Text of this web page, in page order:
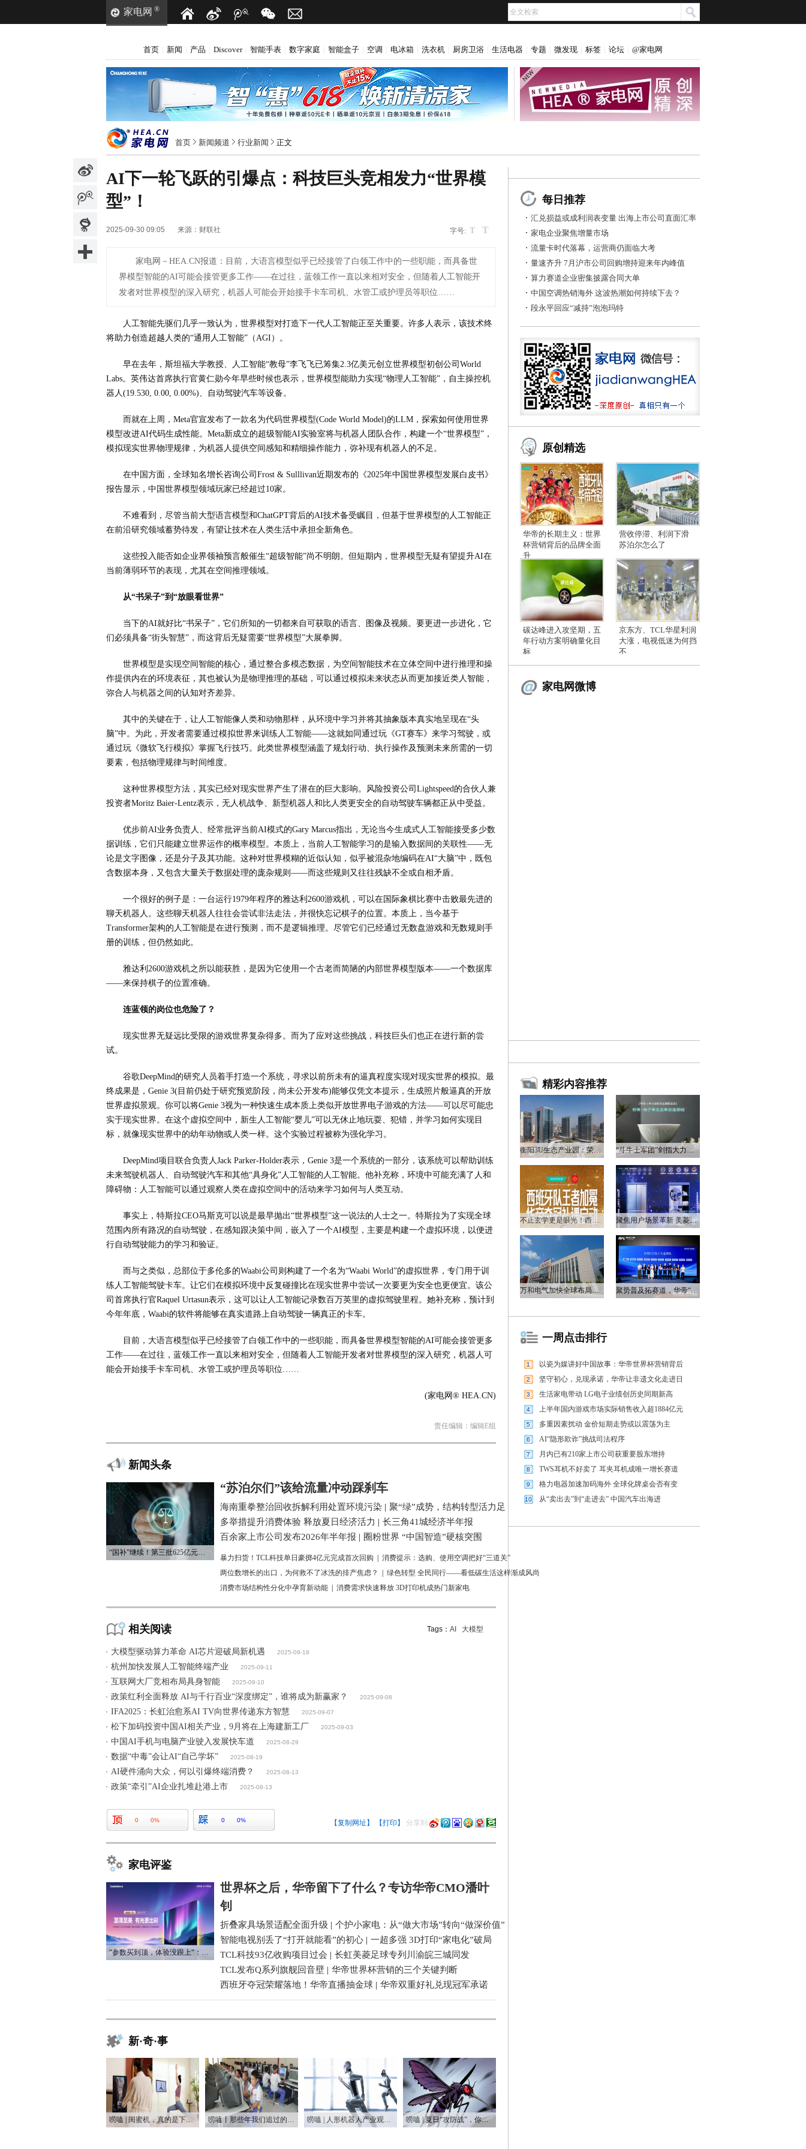
家电网 ®
首页 新闻 产品 Discover 智能手表 数字家庭 智能盒子 空调 电冰箱 洗衣机 厨房卫浴 生活电器 专题 微发现 标签 论坛 @家电网
首页 新闻频道 行业新闻 正文
AI下一轮飞跃的引爆点：科技巨头竞相发力“世界模
型”！
字号: T T
2025-09-30 09:05 来源： 财联社
家电网－HEA.CN报道： 目前，大语言模型似乎已经接管了白领工作中的一些职能，而具备世
界模型智能的AI可能会接管更多工作——在过往，蓝领工作一直以来相对安全，但随着人工智能开
发者对世界模型的深入研究，机器人可能会开始接手卡车司机、水管工或护理员等职位……
人工智能先驱们几乎一致认为，世界模型对打造下一代人工智能正至关重要。许多人表示，该技术终
将助力创造超越人类的“通用人工智能”（AGI）。
早在去年，斯坦福大学教授、人工智能“教母”李飞飞已筹集2.3亿美元创立世界模型初创公司World
Labs。英伟达首席执行官黄仁勋今年早些时候也表示，世界模型能助力实现“物理人工智能”，自主操控机
器人(19.530, 0.00, 0.00%)、自动驾驶汽车等设备。
而就在上周，Meta官宣发布了一款名为代码世界模型(Code World Model)的LLM，探索如何使用世界
模型改进AI代码生成性能。Meta新成立的超级智能AI实验室将与机器人团队合作，构建一个“世界模型”，
模拟现实世界物理规律，为机器人提供空间感知和精细操作能力，弥补现有机器人的不足。
在中国方面，全球知名增长咨询公司Frost & Sulllivan近期发布的《2025年中国世界模型发展白皮书》
报告显示，中国世界模型领域玩家已经超过10家。
不难看到，尽管当前大型语言模型和ChatGPT背后的AI技术备受瞩目，但基于世界模型的人工智能正
在前沿研究领域蓄势待发，有望让技术在人类生活中承担全新角色。
这些投入能否如企业界领袖预言般催生“超级智能”尚不明朗。但短期内，世界模型无疑有望提升AI在
当前薄弱环节的表现，尤其在空间推理领域。
从“书呆子”到“放眼看世界”
当下的AI就好比“书呆子”，它们所知的一切都来自可获取的语言、图像及视频。要更进一步进化，它
们必须具备“街头智慧”，而这背后无疑需要“世界模型”大展拳脚。
世界模型是实现空间智能的核心，通过整合多模态数据，为空间智能技术在立体空间中进行推理和操
作提供内在的环境表征，其也被认为是物理推理的基础，可以通过模拟未来状态从而更加接近类人智能，
弥合人与机器之间的认知对齐差异。
其中的关键在于，让人工智能像人类和动物那样，从环境中学习并将其抽象版本真实地呈现在“头
脑”中。为此，开发者需要通过模拟世界来训练人工智能——这就如同通过玩《GT赛车》来学习驾驶，或
通过玩《微软飞行模拟》掌握飞行技巧。此类世界模型涵盖了规划行动、执行操作及预测未来所需的一切
要素，包括物理规律与时间维度。
这种世界模型方法，其实已经对现实世界产生了潜在的巨大影响。风险投资公司Lightspeed的合伙人兼
投资者Moritz Baier-Lentz表示，无人机战争、新型机器人和比人类更安全的自动驾驶车辆都正从中受益。
优步前AI业务负责人、经常批评当前AI模式的Gary Marcus指出，无论当今生成式人工智能接受多少数
据训练，它们只能建立世界运作的概率模型。本质上，当前人工智能学习的是输入数据间的关联性——无
论是文字图像，还是分子及其功能。这种对世界模糊的近似认知，似乎被混杂地编码在AI“大脑”中，既包
含数据本身，又包含大量关于数据处理的庞杂规则——而这些规则又往往残缺不全或自相矛盾。
一个很好的例子是：一台运行1979年程序的雅达利2600游戏机，可以在国际象棋比赛中击败最先进的
聊天机器人。这些聊天机器人往往会尝试非法走法，并很快忘记棋子的位置。本质上，当今基于
Transformer架构的人工智能是在进行预测，而不是逻辑推理。尽管它们已经通过无数盘游戏和无数规则手
册的训练，但仍然如此。
雅达利2600游戏机之所以能获胜，是因为它使用一个古老而简陋的内部世界模型版本——一个数据库
——来保持棋子的位置准确。
连蓝领的岗位也危险了？
现实世界无疑远比受限的游戏世界复杂得多。而为了应对这些挑战，科技巨头们也正在进行新的尝
试。
谷歌DeepMind的研究人员着手打造一个系统，寻求以前所未有的逼真程度实现对现实世界的模拟。最
终成果是，Genie 3(目前仍处于研究预览阶段，尚未公开发布)能够仅凭文本提示，生成照片般逼真的开放
世界虚拟景观。你可以将Genie 3视为一种快速生成本质上类似开放世界电子游戏的方法——可以尽可能忠
实于现实世界。在这个虚拟空间中，新生人工智能“婴儿”可以无休止地玩耍、犯错，并学习如何实现目
标，就像现实世界中的幼年动物或人类一样。这个实验过程被称为强化学习。
DeepMind项目联合负责人Jack Parker-Holder表示，Genie 3是一个系统的一部分，该系统可以帮助训练
未来驾驶机器人、自动驾驶汽车和其他“具身化”人工智能的人工智能。他补充称，环境中可能充满了人和
障碍物：人工智能可以通过观察人类在虚拟空间中的活动来学习如何与人类互动。
事实上，特斯拉CEO马斯克可以说是最早抛出“世界模型”这一说法的人士之一。特斯拉为了实现全球
范围內所有路况的自动驾驶，在感知跟决策中间，嵌入了一个AI模型，主要是构建一个虚拟环境，以便进
行自动驾驶能力的学习和验证。
而与之类似，总部位于多伦多的Waabi公司则构建了一个名为“Waabi World”的虚拟世界，专门用于训
练人工智能驾驶卡车。让它们在模拟环境中反复碰撞比在现实世界中尝试一次要更为安全也更便宜。该公
司首席执行官Raquel Urtasun表示，这可以让人工智能记录数百万英里的虚拟驾驶里程。她补充称，预计到
今年年底，Waabi的软件将能够在真实道路上自动驾驶一辆真正的卡车。
目前，大语言模型似乎已经接管了白领工作中的一些职能，而具备世界模型智能的AI可能会接管更多
工作——在过往，蓝领工作一直以来相对安全，但随着人工智能开发者对世界模型的深入研究，机器人可
能会开始接手卡车司机、水管工或护理员等职位……
(家电网® HEA.CN)
责任编辑：编辑E组
新闻头条
“国补”继续！第三批625亿元资金已下达
“苏泊尔们”该给流量冲动踩刹车
海南重拳整治回收拆解利用处置环境污染 | 聚“绿”成势，结构转型活力足
多举措提升消费体验 释放夏日经济活力 | 长三角41城经济半年报
百余家上市公司发布2026年半年报 | 圈粉世界 “中国智造”硬核突围
暴力扫货！TCL科技单日豪掷4亿元完成首次回购
消费提示：选购、使用空调把好“三道关”
两位数增长的出口，为何救不了冰洗的排产焦虑？
绿色转型 全民同行——看低碳生活这样渐成风尚
消费市场结构性分化中孕育新动能
消费需求快速释放 3D打印机成热门新家电
相关阅读 Tags： AI 大模型
大模型驱动算力革命 AI芯片迎破局新机遇 2025-09-18
杭州加快发展人工智能终端产业 2025-09-11
互联网大厂竞相布局具身智能 2025-09-10
政策红利全面释放 AI与千行百业“深度绑定”，谁将成为新赢家？ 2025-09-08
IFA2025：长虹治愈系AI TV向世界传递东方智慧 2025-09-07
松下加码投资中国AI相关产业，9月将在上海建新工厂 2025-09-03
中国AI手机与电脑产业驶入发展快车道 2025-08-29
数据“中毒”会让AI“自己学坏” 2025-08-19
AI硬件涌向大众，何以引爆终端消费？ 2025-08-13
政策“牵引”AI企业扎堆赴港上市 2025-08-13
0 0% 0 0% 【复制网址】 【打印】 分享到
家电评鉴
“参数买到顶，体验没跟上“：长虹追光Q70S给高端电视打了个样
世界杯之后，华帝留下了什么？专访华帝CMO潘叶
钊
折叠家具场景适配全面升级 | 个护小家电：从“做大市场”转向“做深价值”
智能电视别丢了“打开就能看”的初心 | 一超多强 3D打印“家电化”破局
TCL科技93亿收购项目过会 | 长虹美菱足球专列川渝皖三城同发
TCL发布Q系列旗舰回音壁 | 华帝世界杯营销的三个关键判断
西班牙夺冠荣耀落地！华帝直播抽金球 | 华帝双重好礼兑现冠军承诺
新·奇·事
唠嗑 | 闺蜜机，真的是下一个爆款吗？ 唠嗑丨那些年我们追过的“屏保”：从CRT到OLED的时代变迁 唠嗑 | 人形机器人产业观察：一场跌跌撞撞的资本狂欢 唠嗑 | 夏日“攻防战”，你还在没效率地“啪啪啪”吗？
每日推荐
汇兑损益或成利润表变量 出海上市公司直面汇率
风控大考
家电企业聚焦增量市场
流量卡时代落幕，运营商仍面临大考
量速齐升 7月沪市公司回购增持迎来年内峰值
算力赛道企业密集披露合同大单
中国空调热销海外 这波热潮如何持续下去？
段永平回应“减持”泡泡玛特
原创精选
华帝的长期主义：世界
杯营销背后的品牌全面
升
营收停滞、利润下滑
苏泊尔怎么了
碳达峰进入攻坚期，五
年行动方案明确量化目
标
京东方、TCL华星利润
大涨，电视低迷为何挡
不
家电网微博
精彩内容推荐
衡阳3U生态产业园：荣电集团的政企合作新答卷 “斗牛士军团”剑指大力神杯，华帝以“一瓷一金”静候荣光
不止玄学更是眼光！西班牙队夺冠，华帝火速官宣启动兑奖福利 聚焦用户场景革新 美菱产品创新打造差异化居家体验
万和电气加快全球布局，海外营收占比升至四成 聚势普及拓赛道，华帝“亮剑”洗碗机峰会，破局存量换新
一周点击排行
1 以瓷为媒讲好中国故事：华帝世界杯营销背后
2 坚守初心，兑现承诺，华帝让非遗文化走进日
3 生活家电带动 LG电子业绩创历史同期新高
4 上半年国内游戏市场实际销售收入超1884亿元
5 多重因素扰动 金价短期走势或以震荡为主
6 AI“隐形欺诈”挑战司法程序
7 月内已有210家上市公司获重要股东增持
8 TWS耳机不好卖了 耳夹耳机成唯一增长赛道
9 格力电器加速加码海外 全球化牌桌会否有变
10 从“卖出去”到“走进去” 中国汽车出海进